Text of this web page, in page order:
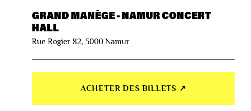
GRAND MANÈGE - NAMUR CONCERT
HALL
Rue Rogier 82, 5000 Namur
ACHETER DES BILLETS ↗︎